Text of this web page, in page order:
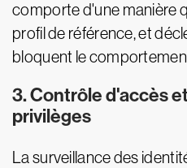
comporte d'une manière
profil de référence, et
bloquent le
3. Contrôle d'accès
privilèges
La surveillance des